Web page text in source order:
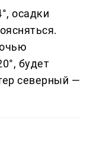
осадки
будет
северный —